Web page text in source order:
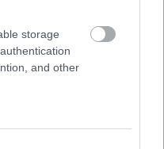
storage
and other